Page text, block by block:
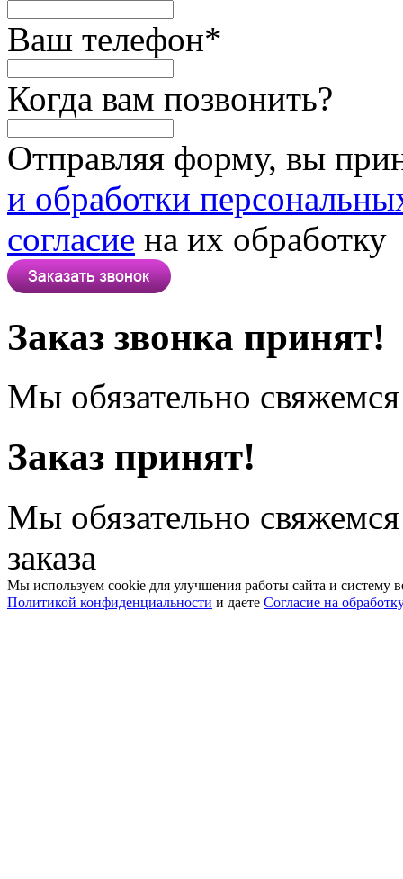
Ваш телефон*
Когда вам позвонить?
Отправляя форму, вы
и обработки
согласие на их обработку
Заказ звонка принят!
Мы обязательно
Заказ принят!
Мы обязательно
заказа
Мы используем cookie для улучшения работы сайта и систему
Политикой конфиденциальности и даете Согласие на